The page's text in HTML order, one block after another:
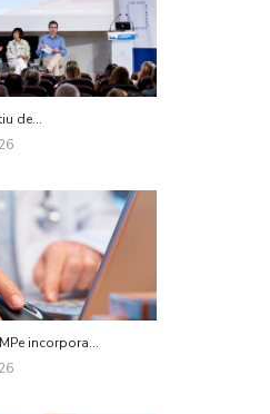
de...
incorpora...